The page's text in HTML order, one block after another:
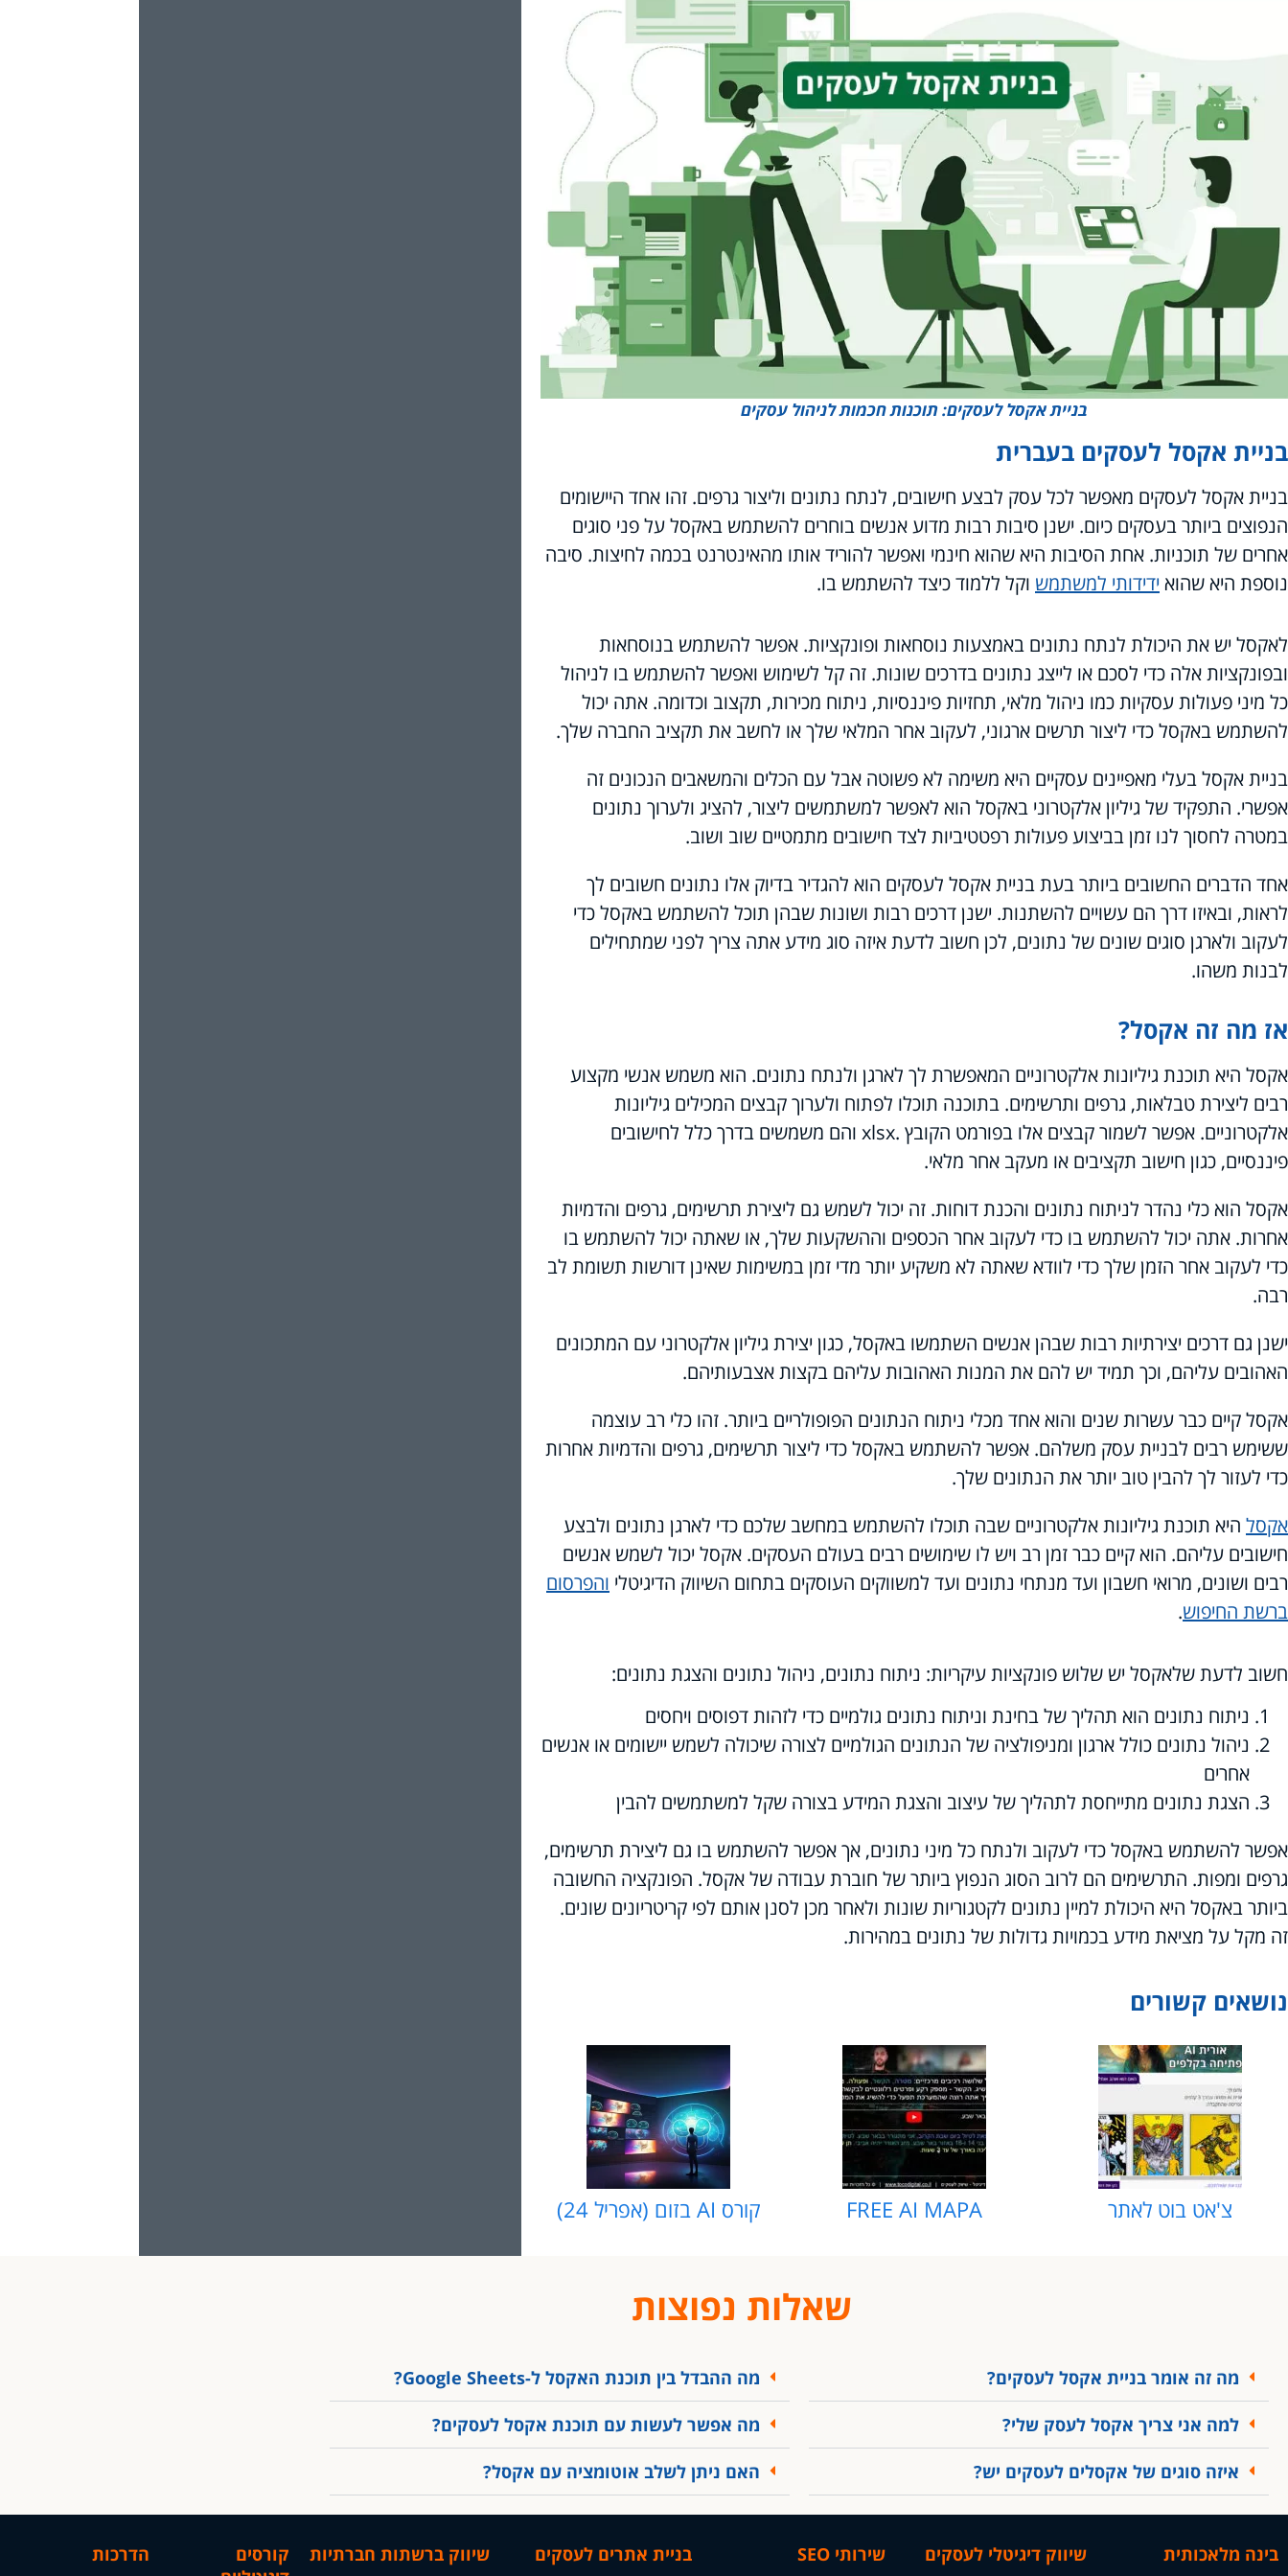
בניית אקסל לעסקים: תוכנות חכמות לניהול עסקים
בניית אקסל לעסקים בעברית
בניית אקסל לעסקים מאפשר לכל עסק לבצע חישובים, לנתח נתונים וליצור גרפים. זהו אחד היישומים
הנפוצים ביותר בעסקים כיום. ישנן סיבות רבות מדוע אנשים בוחרים להשתמש באקסל על פני סוגים
אחרים של תוכניות. אחת הסיבות היא שהוא חינמי ואפשר להוריד אותו מהאינטרנט בכמה לחיצות. סיבה
נוספת היא שהוא ידידותי למשתמש וקל ללמוד כיצד להשתמש בו.
לאקסל יש את היכולת לנתח נתונים באמצעות נוסחאות ופונקציות. אפשר להשתמש בנוסחאות
ובפונקציות אלה כדי לסכם או לייצג נתונים בדרכים שונות. זה קל לשימוש ואפשר להשתמש בו לניהול
כל מיני פעולות עסקיות כמו ניהול מלאי, תחזיות פיננסיות, ניתוח מכירות, תקצוב וכדומה. אתה יכול
להשתמש באקסל כדי ליצור תרשים ארגוני, לעקוב אחר המלאי שלך או לחשב את תקציב החברה שלך.
בניית אקסל בעלי מאפיינים עסקיים היא משימה לא פשוטה אבל עם הכלים והמשאבים הנכונים זה
אפשרי. התפקיד של גיליון אלקטרוני באקסל הוא לאפשר למשתמשים ליצור, להציג ולערוך נתונים
במטרה לחסוך לנו זמן בביצוע פעולות רפטטיביות לצד חישובים מתמטיים שוב ושוב.
אחד הדברים החשובים ביותר בעת בניית אקסל לעסקים הוא להגדיר בדיוק אלו נתונים חשובים לך
לראות, ובאיזו דרך הם עשויים להשתנות. ישנן דרכים רבות ושונות שבהן תוכל להשתמש באקסל כדי
לעקוב ולארגן סוגים שונים של נתונים, לכן חשוב לדעת איזה סוג מידע אתה צריך לפני שמתחילים
לבנות משהו.
אז מה זה אקסל?
אקסל היא תוכנת גיליונות אלקטרוניים המאפשרת לך לארגן ולנתח נתונים. הוא משמש אנשי מקצוע
רבים ליצירת טבלאות, גרפים ותרשימים. בתוכנה תוכלו לפתוח ולערוך קבצים המכילים גיליונות
אלקטרוניים. אפשר לשמור קבצים אלו בפורמט הקובץ .xlsx והם משמשים בדרך כלל לחישובים
פיננסיים, כגון חישוב תקציבים או מעקב אחר מלאי.
אקסל הוא כלי נהדר לניתוח נתונים והכנת דוחות. זה יכול לשמש גם ליצירת תרשימים, גרפים והדמיות
אחרות. אתה יכול להשתמש בו כדי לעקוב אחר הכספים וההשקעות שלך, או שאתה יכול להשתמש בו
כדי לעקוב אחר הזמן שלך כדי לוודא שאתה לא משקיע יותר מדי זמן במשימות שאינן דורשות תשומת לב
רבה.
ישנן גם דרכים יצירתיות רבות שבהן אנשים השתמשו באקסל, כגון יצירת גיליון אלקטרוני עם המתכונים
האהובים עליהם, וכך תמיד יש להם את המנות האהובות עליהם בקצות אצבעותיהם.
אקסל קיים כבר עשרות שנים והוא אחד מכלי ניתוח הנתונים הפופולריים ביותר. זהו כלי רב עוצמה
ששימש רבים לבניית עסק משלהם. אפשר להשתמש באקסל כדי ליצור תרשימים, גרפים והדמיות אחרות
כדי לעזור לך להבין טוב יותר את הנתונים שלך.
אקסל היא תוכנת גיליונות אלקטרוניים שבה תוכלו להשתמש במחשב שלכם כדי לארגן נתונים ולבצע
חישובים עליהם. הוא קיים כבר זמן רב ויש לו שימושים רבים בעולם העסקים. אקסל יכול לשמש אנשים
רבים ושונים, מרואי חשבון ועד מנתחי נתונים ועד למשווקים העוסקים בתחום השיווק הדיגיטלי והפרסום
ברשת החיפוש.
חשוב לדעת שלאקסל יש שלוש פונקציות עיקריות: ניתוח נתונים, ניהול נתונים והצגת נתונים:
ניתוח נתונים הוא תהליך של בחינת וניתוח נתונים גולמיים כדי לזהות דפוסים ויחסים
ניהול נתונים כולל ארגון ומניפולציה של הנתונים הגולמיים לצורה שיכולה לשמש יישומים או אנשים
אחרים
הצגת נתונים מתייחסת לתהליך של עיצוב והצגת המידע בצורה שקל למשתמשים להבין
אפשר להשתמש באקסל כדי לעקוב ולנתח כל מיני נתונים, אך אפשר להשתמש בו גם ליצירת תרשימים,
גרפים ומפות. התרשימים הם לרוב הסוג הנפוץ ביותר של חוברת עבודה של אקסל. הפונקציה החשובה
ביותר באקסל היא היכולת למיין נתונים לקטגוריות שונות ולאחר מכן לסנן אותם לפי קריטריונים שונים.
זה מקל על מציאת מידע בכמויות גדולות של נתונים במהירות.
נושאים קשורים
צ'אט בוט לאתר FREE AI MAPA קורס AI בזום (אפריל 24)
שאלות נפוצות
מה זה אומר בניית אקסל לעסקים?
למה אני צריך אקסל לעסק שלי?
איזה סוגים של אקסלים לעסקים יש?
מה ההבדל בין תוכנת האקסל ל-Google Sheets?
מה אפשר לעשות עם תוכנת אקסל לעסקים?
האם ניתן לשלב אוטומציה עם אקסל?
בינה מלאכותית שיווק דיגיטלי לעסקים שירותי SEO בניית אתרים לעסקים שיווק ברשתות חברתיות
קורסים
הדרכות